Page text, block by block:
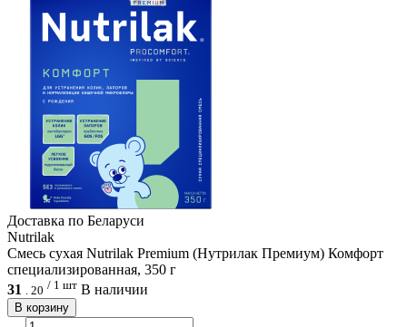
Доcтавка по Беларуси
Nutrilak
Смесь сухая Nutrilak Premium (Нутрилак Премиум) Комфорт
специализированная, 350 г
31 . 20 / 1 шт В наличии
В корзину